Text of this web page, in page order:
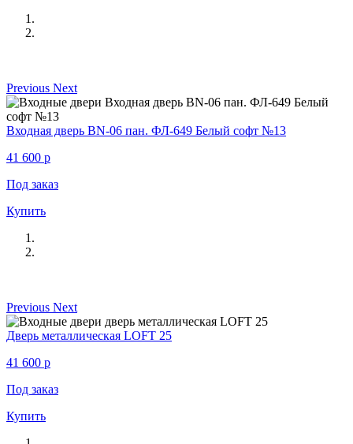
Previous Next
Входная дверь BN-06 пан. ФЛ-649 Белый софт №13
41 600 p
Под заказ
Купить
Previous Next
Дверь металлическая LOFT 25
41 600 p
Под заказ
Купить